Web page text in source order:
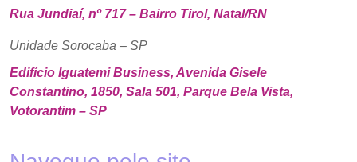
Rua Jundiaí, nº 717 – Bairro Tirol, Natal/RN
Unidade Sorocaba – SP
Edifício Iguatemi Business, Avenida Gisele
Constantino, 1850, Sala 501, Parque Bela Vista,
Votorantim – SP